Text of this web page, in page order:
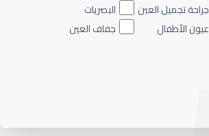
جراحة تجميل العين
البصريات
عيون الأطفال جفاف العين